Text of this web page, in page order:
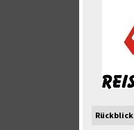
Rückblick